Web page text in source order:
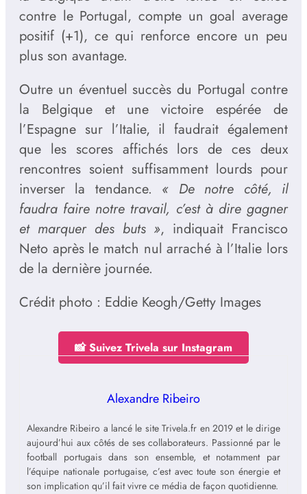
contre le Portugal, compte un goal average
positif (+1), ce qui renforce encore un peu
plus son avantage.
Outre un éventuel succès du Portugal contre
la Belgique et une victoire espérée de
l’Espagne sur l’Italie, il faudrait également
que les scores affichés lors de ces deux
rencontres soient suffisamment lourds pour
inverser la tendance. « De notre côté, il
faudra faire notre travail, c’est à dire gagner
et marquer des buts », indiquait Francisco
Neto après le match nul arraché à l’Italie lors
de la dernière journée.
Crédit photo : Eddie Keogh/Getty Images
📸 Suivez Trivela sur Instagram
Alexandre Ribeiro
Alexandre Ribeiro a lancé le site Trivela.fr en 2019 et le dirige
aujourd’hui aux côtés de ses collaborateurs. Passionné par le
football portugais dans son ensemble, et notamment par
l’équipe nationale portugaise, c’est avec toute son énergie et
son implication qu’il fait vivre ce média de façon quotidienne.